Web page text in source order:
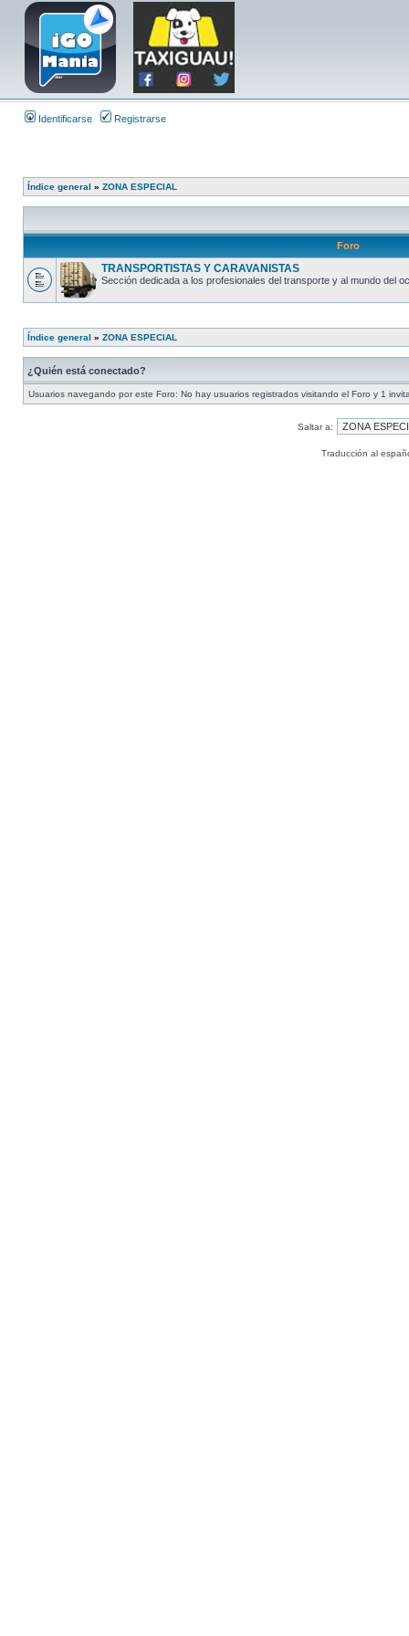
Identificarse Registrarse
Índice general » ZONA ESPECIAL
Foro
TRANSPORTISTAS Y CARAVANISTAS
Sección dedicada a los profesionales del transporte y al mundo del
Índice general » ZONA ESPECIAL
¿Quién está conectado?
Usuarios navegando por este Foro: No hay usuarios registrados visitando el Foro y 1
Saltar a:
Traducción al